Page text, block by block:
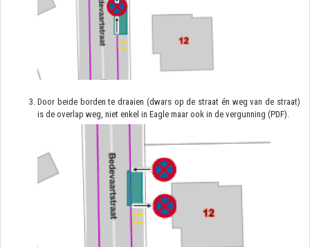
Door beide borden te draaien (dwars op de straat én weg van de straat)
is de overlap weg, niet enkel in Eagle maar ook in de vergunning (PDF).